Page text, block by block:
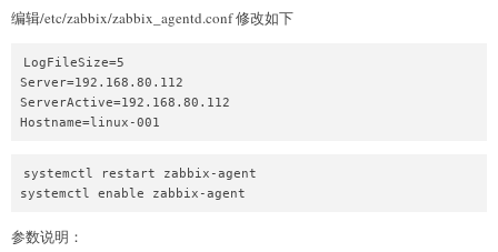
编辑/etc/zabbix/zabbix_agentd.conf 修改如下
LogFileSize=5
Server=192.168.80.112
ServerActive=192.168.80.112
Hostname=linux-001
systemctl restart zabbix-agent
systemctl enable zabbix-agent
参数说明：